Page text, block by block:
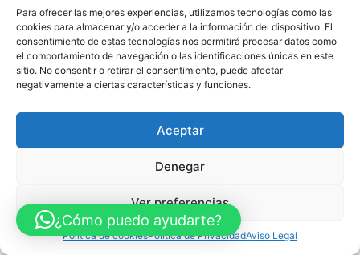
Para ofrecer las mejores experiencias, utilizamos tecnologías como las
cookies para almacenar y/o acceder a la información del dispositivo. El
consentimiento de estas tecnologías nos permitirá procesar datos como
el comportamiento de navegación o las identificaciones únicas en este
sitio. No consentir o retirar el consentimiento, puede afectar
negativamente a ciertas características y funciones.
Aceptar
Denegar
Ver preferencias
Política de cookiesPolítica de PrivacidadAviso Legal
Accesibilidad
Mapa web
FINANCIADO POR LA UNIÓN EUROPEA CON EL PROGRAMA KIT
DIGITAL POR LOS FONDOS NEXT GENERATION (EU) DEL
MECANISMO DE RECUPERACIÓN Y RESILENCIA
© Guia Telefónica de Empresas – Todos los derechos reservados.
¿Cómo puedo ayudarte?